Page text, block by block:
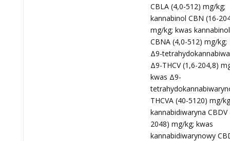
CBLA (4,0-512) mg/kg;
kannabinol CBN (16-
mg/kg; kwas
CBNA (4,0-512) mg/kg;
Δ9-
Δ9-THCV (1,6-204,8)
kwas Δ9-
THCVA (40-5120) mg/
kannabidiwaryna CBDV
2048) mg/kg; kwas
kannabidiwarynowy